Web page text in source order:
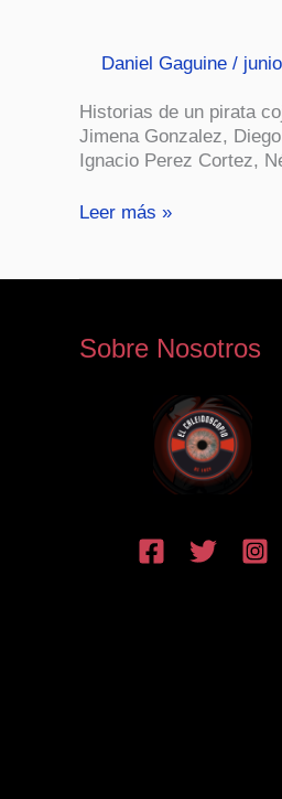
Daniel Gaguine /
Historias de un pirata
Jimena Gonzalez,
Ignacio Perez Cortez,
Leer más »
Sobre Nosotros